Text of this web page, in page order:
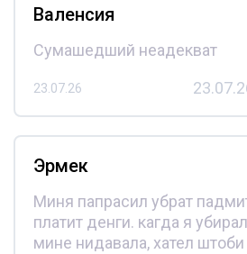
Валенсия
Сумашедший неадекват
23.07.26
Эрмек
Миня папрасил убрат
платит денги. кагда я
мине нидавала, хател штоби